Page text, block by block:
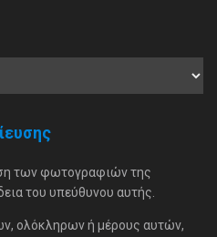
των φωτογραφιών της
του υπεύθυνου αυτής.
ολόκληρων ή μέρους αυτών,